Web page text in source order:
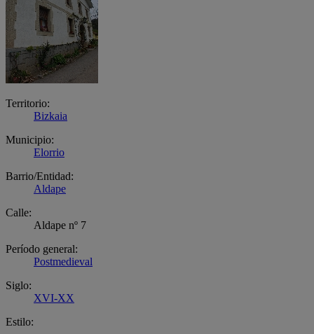
Territorio:
Bizkaia
Municipio:
Elorrio
Barrio/Entidad:
Aldape
Calle:
Aldape nº 7
Período general:
Postmedieval
Siglo:
XVI-XX
Estilo: